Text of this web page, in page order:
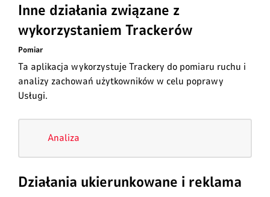
Inne działania związane z
wykorzystaniem Trackerów
Pomiar
Ta aplikacja wykorzystuje Trackery do pomiaru ruchu i
analizy zachowań użytkowników w celu poprawy
Usługi.
Analiza
Działania ukierunkowane i reklama